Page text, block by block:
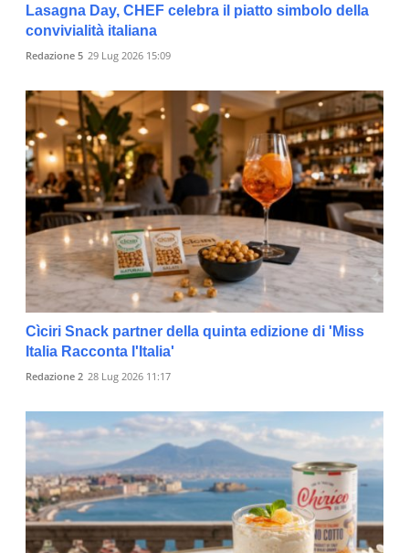
Lasagna Day, CHEF celebra il piatto simbolo della
convivialità italiana
Redazione 5 29 Lug 2026 15:09
Cìciri Snack partner della quinta edizione di 'Miss
Italia Racconta l'Italia'
Redazione 2 28 Lug 2026 11:17